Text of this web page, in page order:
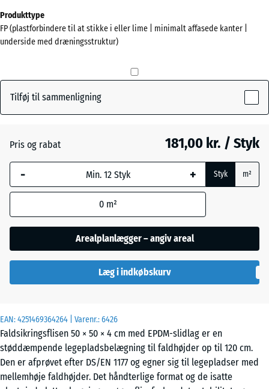
EAN:4251469364264 | Varenr.:6426
Faldsikringsflisen 50 × 50 × 4 cm med EPDM-slidlag er en
støddæmpende legepladsbelægning til faldhøjder op til 120 cm.
Den er afprøvet efter DS/EN 1177 og egner sig til legepladser med
mellemhøje faldhøjder. Det håndterlige format og de isatte
farverne?
Vis
farvepalette
Atlantisk
Engelsk
græs
Grå
Mørkegrå
granit
Rattan
Produkttype
FP (plastforbindere til at stikke i eller lime | minimalt affasede kanter |
underside med dræningsstruktur)
Tilføj til sammenligning
Pris og rabat 181,00 kr. / Styk
- + Styk m²
0 m²
Arealplanlægger – angiv areal
Læg i indkøbskurv